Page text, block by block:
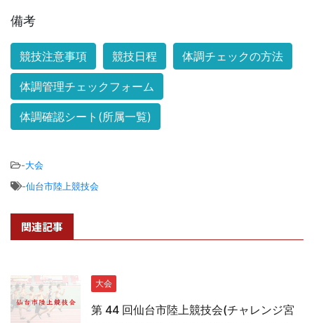
備考
競技注意事項 競技日程 体調チェックの方法
体調管理チェックフォーム
体調確認シート(所属一覧)
-大会
-仙台市陸上競技会
関連記事
大会
第 44 回仙台市陸上競技会(チャレンジ宮